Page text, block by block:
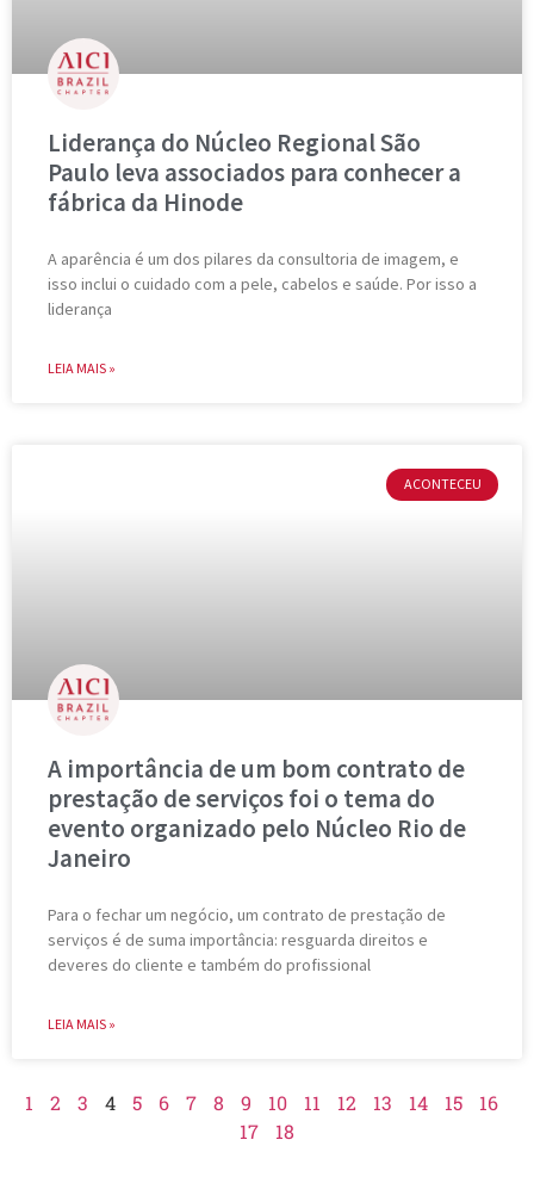
Liderança do Núcleo Regional São
Paulo leva associados para conhecer a
fábrica da Hinode
A aparência é um dos pilares da consultoria de imagem, e
isso inclui o cuidado com a pele, cabelos e saúde. Por isso a
liderança
LEIA MAIS »
ACONTECEU
A importância de um bom contrato de
prestação de serviços foi o tema do
evento organizado pelo Núcleo Rio de
Janeiro
Para o fechar um negócio, um contrato de prestação de
serviços é de suma importância: resguarda direitos e
deveres do cliente e também do profissional
LEIA MAIS »
1 2 3 4 5 6 7 8 9 10 11 12 13 14 15
16
17
18